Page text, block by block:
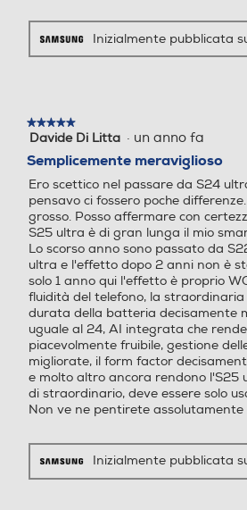
Play Video
Tipo
Bluetooth
Bluetooth 5.4
Tecnologia NFC
Porta USB Porta
Tipo USB
USB Type-C
Tipo
Altre connessioni Altre
Inizialmente pubblicata
★★★★★
★★★★★
5
5
stelle.
Davide Di Litta · un anno fa
Semplicemente meraviglioso
Ero scettico nel passare da S24
pensavo ci fossero poche
grosso. Posso affermare con
S25 ultra è di gran lunga il mio
Lo scorso anno sono passato da
ultra e l'effetto dopo 2 anni non è
solo 1 anno qui l'effetto è proprio
fluidità del telefono, la straordinaria
durata della batteria decisamente
uguale al 24, AI integrata che
piacevolmente fruibile, gestione
migliorate, il form factor
e molto altro ancora rendono l'S25
di straordinario, deve essere solo
Non ve ne pentirete assolutamente
Inizialmente pubblicata